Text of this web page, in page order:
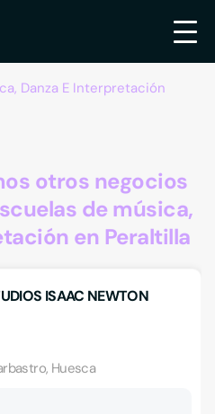
Danza E Interpretación
otros negocios
de música,
en Peraltilla
ISAAC NEWTON
Huesca